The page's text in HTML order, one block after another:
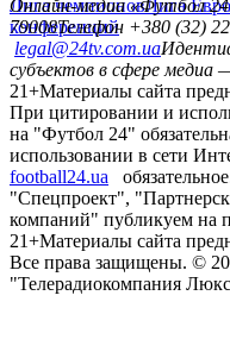
Лига чемпионовЛига
конференций
Онлайн-медиа «Футбол
79008Телефон +380 (32)
legal@24tv.com.ua
субъектов в сфере медиа
21+Материалы сайта
При цитировании и
на "Футбол 24"
использовании в сети
football24.ua
"Спецпроект",
компаний" публикуем на
21+Материалы сайта
Все права защищены. ©
"Телерадиокомпания